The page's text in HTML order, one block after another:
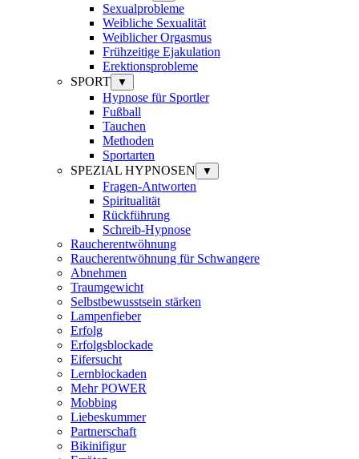
Sexualprobleme
Weibliche Sexualität
Weiblicher Orgasmus
Frühzeitige Ejakulation
Erektionsprobleme
SPORT
▼
Hypnose für Sportler
Fußball
Tauchen
Methoden
Sportarten
SPEZIAL HYPNOSEN
▼
Fragen-Antworten
Spiritualität
Rückführung
Schreib-Hypnose
Raucherentwöhnung
Raucherentwöhnung für Schwangere
Abnehmen
Traumgewicht
Selbstbewusstsein stärken
Lampenfieber
Erfolg
Erfolgsblockade
Eifersucht
Lernblockaden
Mehr POWER
Mobbing
Liebeskummer
Partnerschaft
Bikinifigur